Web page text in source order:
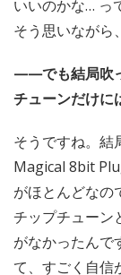
いいのかな… っ
そう思いながら
——でも結局吹
チューンだけに
そうですね。結
Magical 8bit
がほとんどなの
チップチューン
がなかったんで
て、すごく自信